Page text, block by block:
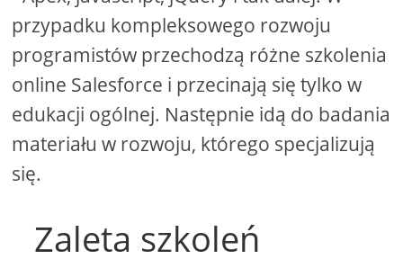
przypadku kompleksowego rozwoju
programistów przechodzą różne szkolenia
online Salesforce i przecinają się tylko w
edukacji ogólnej. Następnie idą do badania
materiału w rozwoju, którego specjalizują
się.
Zaleta szkoleń